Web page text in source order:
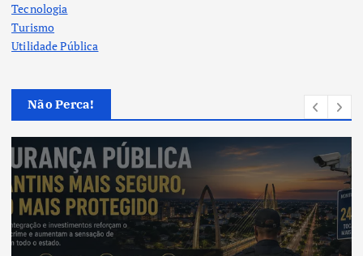
Tecnologia
Turismo
Utilidade Pública
Não Perca!